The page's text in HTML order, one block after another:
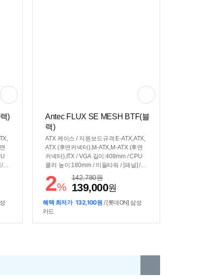
)
/
Antec FLUX SE MESH BTF(블
랙)
ATX 케이스 / 지원보드규격:E-ATX,ATX,
ATX (후면커넥터),M-ATX,M-ATX (후면
커넥터),ITX / VGA 길이:408mm / CPU
쿨러 높이:180mm / 미들타워 / [패널] /
전면 패널 타입:메쉬 / 측면 패널 타입:통
풍구 / [쿨러/튜닝] / 쿨링팬:총5개 / 후면:
140mm x1 / 전면:120mm x3 / 하단:120
mm X1 / [크기] / 너비(W):239mm / 깊이
(D):484mm / 높이(H):502mm / [호환성]
2%
142,780원
139,000원
혜택 최저가 132,100원 / [롯데ON] 삼성
카드